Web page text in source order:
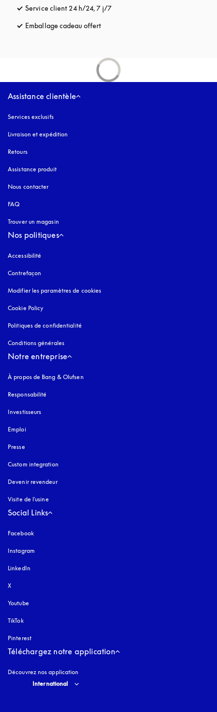
Service client 24 h/24, 7 j/7s’ouvre dans un nouvel onglet
Emballage cadeau offert
Assistance clientèle
Services exclusifs
Livraison et expédition
Retours
Assistance produit
Nous contacter
FAQ
Trouver un magasin
Nos politiques
Accessibilité
Contrefaçon
Modifier les paramètres de cookies
Cookie Policy
Politiques de confidentialité
Conditions générales
Notre entreprise
À propos de Bang & Olufsen
Responsabilité
Investisseurs
Emploi
Presse
Custom integration
Devenir revendeur
Visite de l'usine
Social Links
Facebook
Instagram
LinkedIn
X
Youtube
TikTok
Pinterest
Téléchargez notre application
Découvrez nos application
Select country and language
International